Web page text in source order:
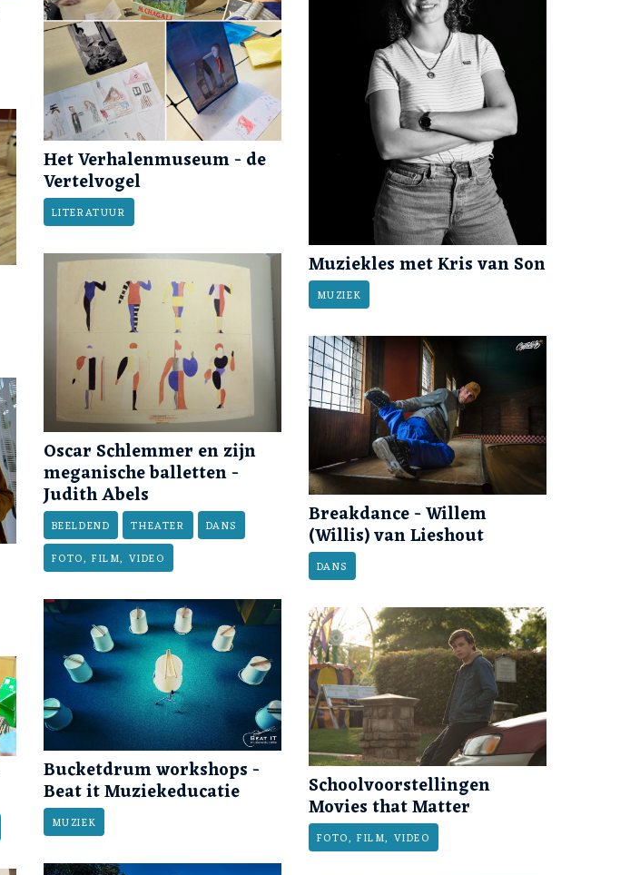
Muziekles met Kris van Son
MUZIEK
Het Verhalenmuseum - de
Vertelvogel
LITERATUUR
Oscar Schlemmer en zijn
meganische balletten -
Judith Abels
BEELDEND THEATER
DANS
FOTO, FILM, VIDEO
Breakdance - Willem
(Willis) van Lieshout
DANS
Bucketdrum workshops -
Beat it Muziekeducatie
MUZIEK
Schoolvoorstellingen
Movies that Matter
FOTO, FILM, VIDEO